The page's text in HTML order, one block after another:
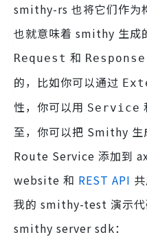
smithy-rs 也将它们作为
也就意味着 smithy 生成
Request 和 Response
的，比如你可以通过
性，你可以用 Service
至，你可以把 Smithy
Route Service 添加到
website 和 REST API
我的 smithy-test 演示代
smithy server sdk：